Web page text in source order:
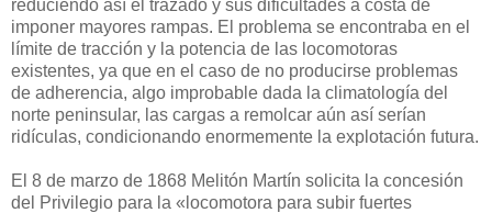
reduciendo así el trazado y sus dificultades a costa de
imponer mayores rampas. El problema se encontraba en el
límite de tracción y la potencia de las locomotoras
existentes, ya que en el caso de no producirse problemas
de adherencia, algo improbable dada la climatología del
norte peninsular, las cargas a remolcar aún así serían
ridículas, condicionando enormemente la explotación futura.
El 8 de marzo de 1868 Melitón Martín solicita la concesión
del Privilegio para la «locomotora para subir fuertes